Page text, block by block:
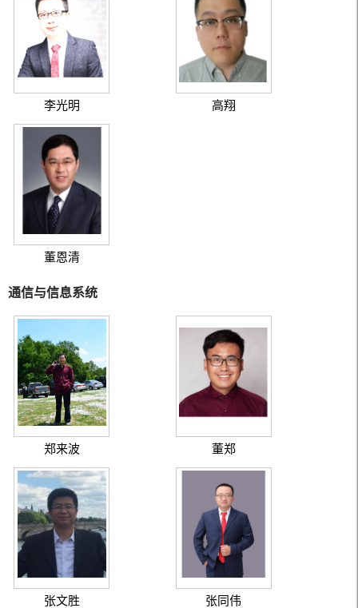
李光明 高翔
董恩清
通信与信息系统
郑来波 董郑
张文胜 张同伟